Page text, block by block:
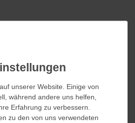
unserer Website. Einige von
während andere uns helfen,
Erfahrung zu verbessern.
zu den von uns verwendeten
unserer Website. Einige von
während andere uns helfen,
Erfahrung zu verbessern.
zu den von uns verwendeten